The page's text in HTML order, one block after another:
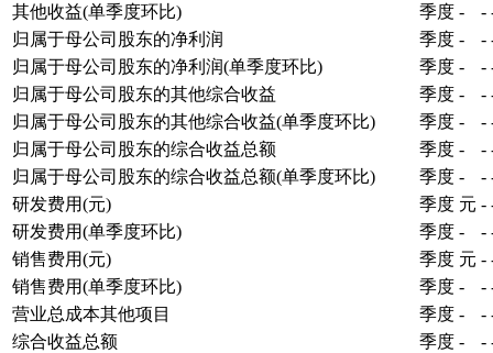
其他收益(单季度环比)
季度 - -
归属于母公司股东的净利润
季度 - -
归属于母公司股东的净利润(单季度环比)
季度 - -
归属于母公司股东的其他综合收益
季度 - -
归属于母公司股东的其他综合收益(单季度环比)
季度 - -
归属于母公司股东的综合收益总额
季度 - -
归属于母公司股东的综合收益总额(单季度环比)
季度 - -
研发费用(元)
季度 元 -
研发费用(单季度环比)
季度 - -
销售费用(元)
季度 元 -
销售费用(单季度环比)
季度 - -
营业总成本其他项目
季度 - -
综合收益总额
季度 - -